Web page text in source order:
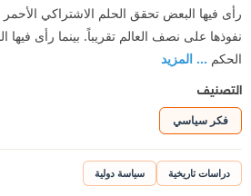
رأى فيها البعض تحقق الحلم الاشتراكي
نفوذها على نصف العالم تقريباً. بينما رأى
الحكم ... المزيد
التصنيف
فكر سياسي
دراسات تاريخية سياسة دولية